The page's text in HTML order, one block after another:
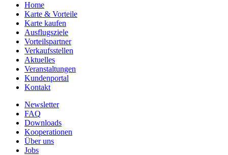
Home
Karte & Vorteile
Karte kaufen
Ausflugsziele
Vorteilspartner
Verkaufsstellen
Aktuelles
Veranstaltungen
Kundenportal
Kontakt
Newsletter
FAQ
Downloads
Kooperationen
Über uns
Jobs